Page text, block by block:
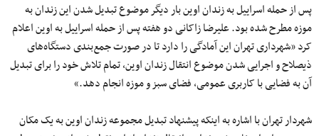
پس از حمله اسراییل به زندان اوین بار دیگر موضوع تبدیل شدن این زندان به
موزه مطرح شده بود. علیرضا زاکانی دو هفته پس از حمله اسراییل به اوین اعلام
کرد «شهرداری تهران این آمادگی را دارد تا در صورت جمع‌بندی دستگاه‌های
ذیصلاح و اجرایی شدن موضوع انتقال زندان اوین، تمام تلاش خود را برای تبدیل
آن به فضایی با کاربری عمومی، فضای سبز و موزه انجام دهد.»
شهردار تهران با اشاره به اینکه پیشنهاد تبدیل مجموعه زندان اوین به یک مکان